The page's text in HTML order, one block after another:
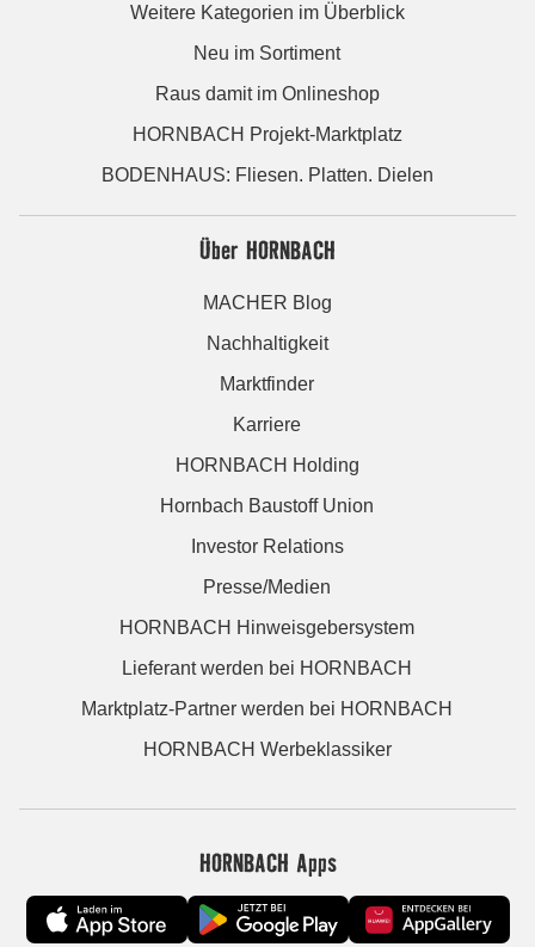
Weitere Kategorien im Überblick
Neu im Sortiment
Raus damit im Onlineshop
HORNBACH Projekt-Marktplatz
BODENHAUS: Fliesen. Platten. Dielen
Über HORNBACH
MACHER Blog
Nachhaltigkeit
Marktfinder
Karriere
HORNBACH Holding
Hornbach Baustoff Union
Investor Relations
Presse/Medien
HORNBACH Hinweisgebersystem
Lieferant werden bei HORNBACH
Marktplatz-Partner werden bei HORNBACH
HORNBACH Werbeklassiker
HORNBACH Apps